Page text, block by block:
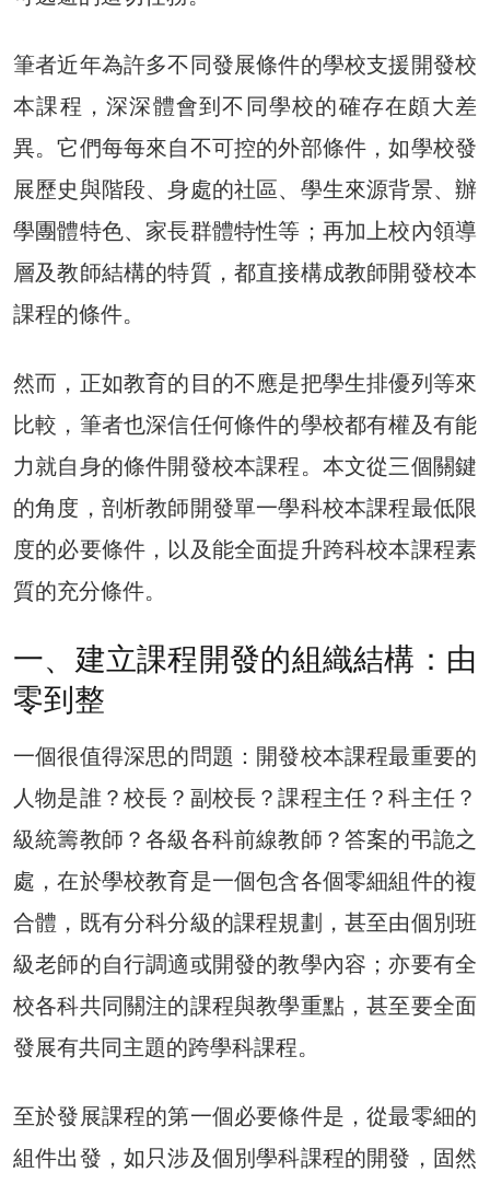
筆者近年為許多不同發展條件的學校支援開發校
本課程，深深體會到不同學校的確存在頗大差
異。它們每每來自不可控的外部條件，如學校發
展歷史與階段、身處的社區、學生來源背景、辦
學團體特色、家長群體特性等；再加上校內領導
層及教師結構的特質，都直接構成教師開發校本
課程的條件。
然而，正如教育的目的不應是把學生排優列等來
比較，筆者也深信任何條件的學校都有權及有能
力就自身的條件開發校本課程。本文從三個關鍵
的角度，剖析教師開發單一學科校本課程最低限
度的必要條件，以及能全面提升跨科校本課程素
質的充分條件。
一、建立課程開發的組織結構：由
零到整
一個很值得深思的問題：開發校本課程最重要的
人物是誰？校長？副校長？課程主任？科主任？
級統籌教師？各級各科前線教師？答案的弔詭之
處，在於學校教育是一個包含各個零細組件的複
合體，既有分科分級的課程規劃，甚至由個別班
級老師的自行調適或開發的教學內容；亦要有全
校各科共同關注的課程與教學重點，甚至要全面
發展有共同主題的跨學科課程。
至於發展課程的第一個必要條件是，從最零細的
組件出發，如只涉及個別學科課程的開發，固然